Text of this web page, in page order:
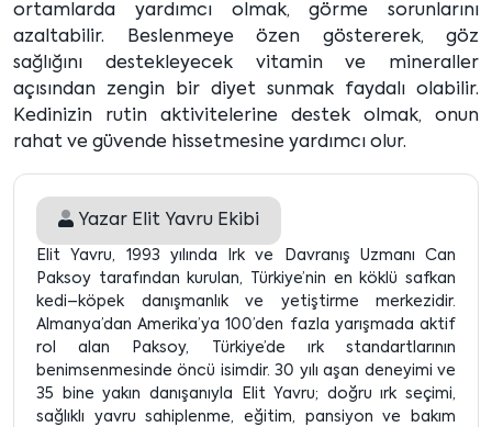
ortamlarda yardımcı olmak, görme sorunlarını
azaltabilir. Beslenmeye özen göstererek, göz
sağlığını destekleyecek vitamin ve mineraller
açısından zengin bir diyet sunmak faydalı olabilir.
Kedinizin rutin aktivitelerine destek olmak, onun
rahat ve güvende hissetmesine yardımcı olur.
Yazar Elit Yavru Ekibi
Elit Yavru, 1993 yılında Irk ve Davranış Uzmanı Can
Paksoy tarafından kurulan, Türkiye’nin en köklü safkan
kedi–köpek danışmanlık ve yetiştirme merkezidir.
Almanya’dan Amerika’ya 100’den fazla yarışmada aktif
rol alan Paksoy, Türkiye’de ırk standartlarının
benimsenmesinde öncü isimdir. 30 yılı aşan deneyimi ve
35 bine yakın danışanıyla Elit Yavru; doğru ırk seçimi,
sağlıklı yavru sahiplenme, eğitim, pansiyon ve bakım